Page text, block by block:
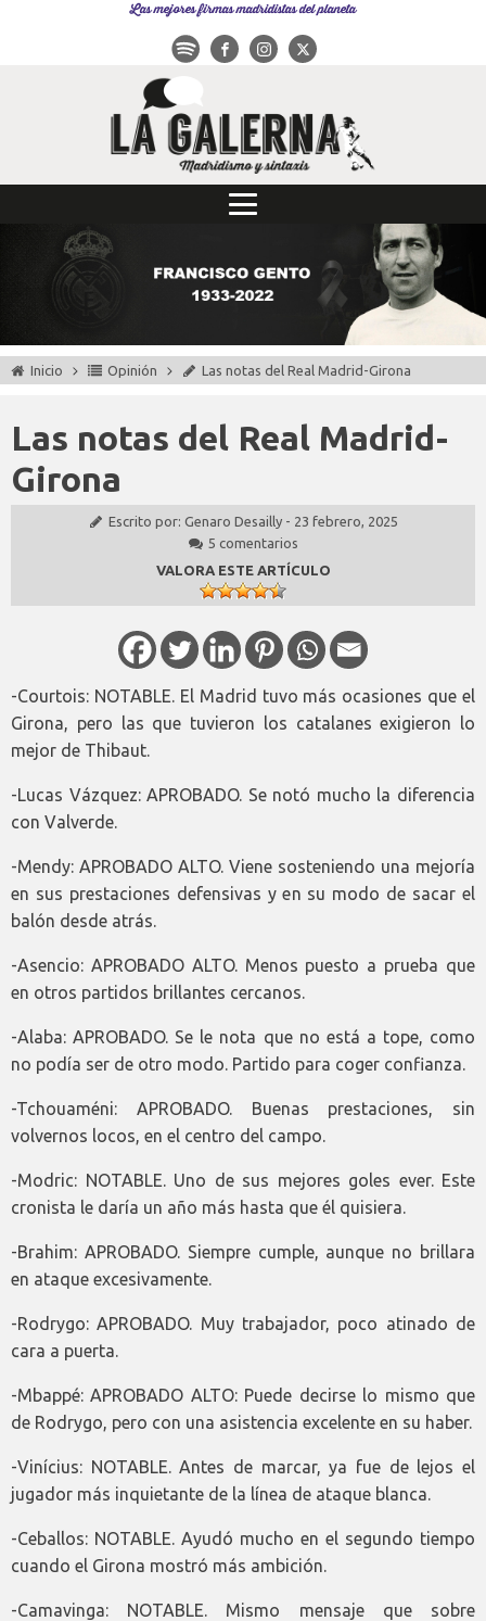
Las mejores firmas madridistas del planeta
Inicio Opinión Las notas del Real Madrid-Girona
Las notas del Real Madrid-
Girona
Escrito por: Genaro Desailly- 23 febrero, 2025
5 comentarios
VALORA ESTE ARTÍCULO
-Courtois: NOTABLE. El Madrid tuvo más ocasiones que el
Girona, pero las que tuvieron los catalanes exigieron lo
mejor de Thibaut.
-Lucas Vázquez: APROBADO. Se notó mucho la diferencia
con Valverde.
-Mendy: APROBADO ALTO. Viene sosteniendo una mejoría
en sus prestaciones defensivas y en su modo de sacar el
balón desde atrás.
-Asencio: APROBADO ALTO. Menos puesto a prueba que
en otros partidos brillantes cercanos.
-Alaba: APROBADO. Se le nota que no está a tope, como
no podía ser de otro modo. Partido para coger confianza.
-Tchouaméni: APROBADO. Buenas prestaciones, sin
volvernos locos, en el centro del campo.
-Modric: NOTABLE. Uno de sus mejores goles ever. Este
cronista le daría un año más hasta que él quisiera.
-Brahim: APROBADO. Siempre cumple, aunque no brillara
en ataque excesivamente.
-Rodrygo: APROBADO. Muy trabajador, poco atinado de
cara a puerta.
-Mbappé: APROBADO ALTO: Puede decirse lo mismo que
de Rodrygo, pero con una asistencia excelente en su haber.
-Vinícius: NOTABLE. Antes de marcar, ya fue de lejos el
jugador más inquietante de la línea de ataque blanca.
-Ceballos: NOTABLE. Ayudó mucho en el segundo tiempo
cuando el Girona mostró más ambición.
-Camavinga: NOTABLE. Mismo mensaje que sobre